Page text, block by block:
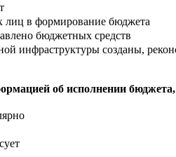
лиц в формирование бюджета
бюджетных средств
инфраструктуры созданы,
об исполнении